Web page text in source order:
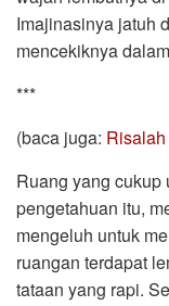
Imajinasinya jatuh
mencekiknya
***
(baca juga:
Ruang yang cukup
pengetahuan itu,
mengeluh untuk
ruangan terdapat
tataan yang rapi.